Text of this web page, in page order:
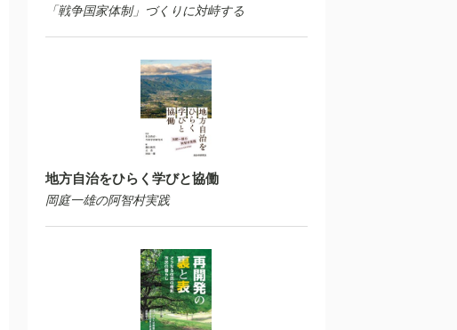
「戦争国家体制」づくりに対峙する
地方自治をひらく学びと協働
岡庭一雄の阿智村実践